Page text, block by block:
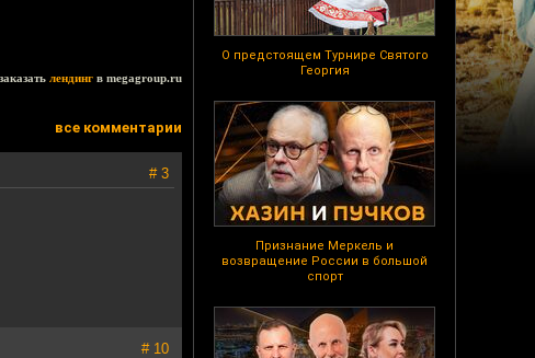
О предстоящем Турнире Святого
Георгия
Признание Меркель и
возвращение России в большой
спорт
заказать лендинг в megagroup.ru
все комментарии
# 3
# 10